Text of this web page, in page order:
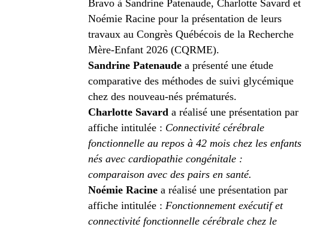
Bravo à Sandrine Patenaude, Charlotte Savard et
Noémie Racine pour la présentation de leurs
travaux au Congrès Québécois de la Recherche
Mère-Enfant 2026 (CQRME).
Sandrine Patenaude a présenté une étude
comparative des méthodes de suivi glycémique
chez des nouveau-nés prématurés.
Charlotte Savard a réalisé une présentation par
affiche intitulée : Connectivité cérébrale
fonctionnelle au repos à 42 mois chez les enfants
nés avec cardiopathie congénitale :
comparaison avec des pairs en santé.
Noémie Racine a réalisé une présentation par
affiche intitulée : Fonctionnement exécutif et
connectivité fonctionnelle cérébrale chez le